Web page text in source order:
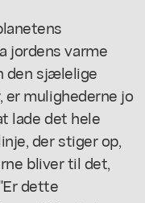
jordens varme
den sjælelige
er mulighederne jo
lade det hele
der stiger op,
bliver til det,
dette